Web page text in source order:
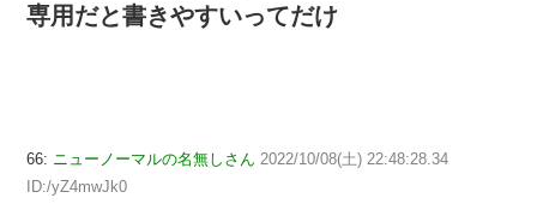
専用だと書きやすいってだけ
66: ニューノーマルの名無しさん 2022/10/08(土) 22:48:28.34
ID:/yZ4mwJk0